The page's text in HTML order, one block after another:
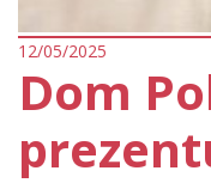
12/05/2025
Dom